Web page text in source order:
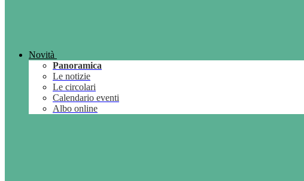
Novità
Panoramica
Le notizie
Le circolari
Calendario eventi
Albo online